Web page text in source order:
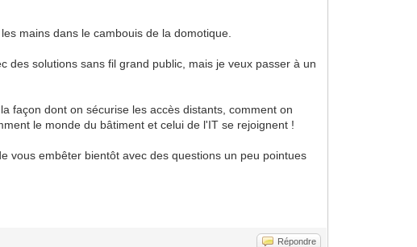
mains dans le cambouis de la domotique.
des solutions sans fil grand public, mais je veux passer à un
façon dont on sécurise les accès distants, comment on
le monde du bâtiment et celui de l'IT se rejoignent !
vous embêter bientôt avec des questions un peu pointues
Répondre